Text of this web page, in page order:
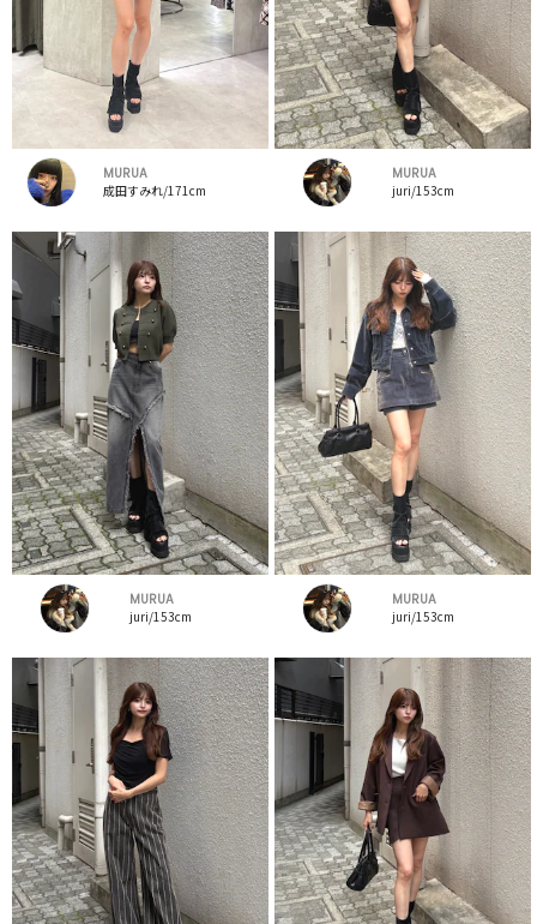
MURUA
成田すみれ/171cm
MURUA
juri/153cm
MURUA
juri/153cm
MURUA
juri/153cm